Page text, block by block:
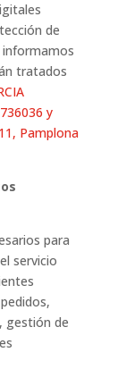
de
informamos
tratados
y
Pamplona
para
servicio
gestión de